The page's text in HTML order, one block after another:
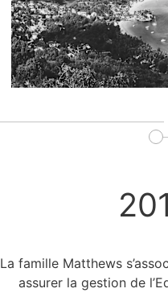
La famille Matthews
assurer la gestion de